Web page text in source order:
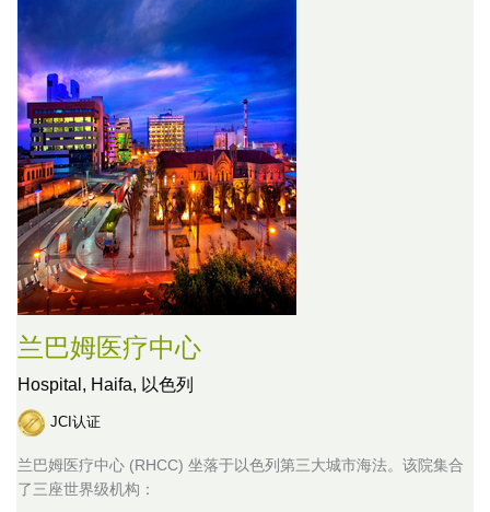
兰巴姆医疗中心
Hospital, Haifa, 以色列
JCI认证
兰巴姆医疗中心 (RHCC) 坐落于以色列第三大城市海法。该院集合
了三座世界级机构：